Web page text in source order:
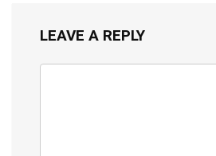
LEAVE A REPLY